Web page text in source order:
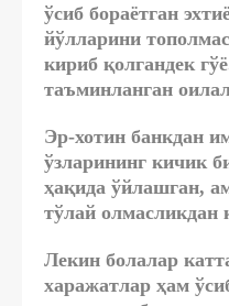
ўсиб бораётган
йўлларини
кириб қолгандек
таъминланган
Эр-хотин банкдан
ўзларининг кичик
ҳақида ўйлашган,
тўлай олмасликдан
Лекин болалар
харажатлар ҳам